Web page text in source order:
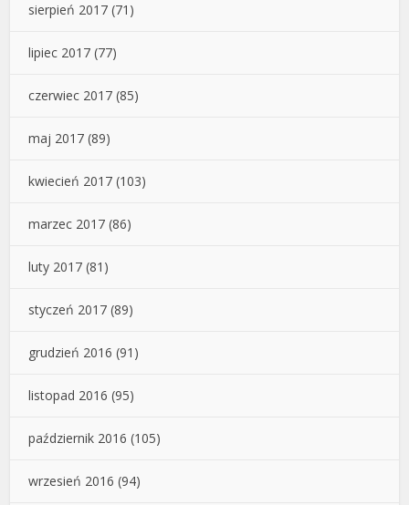
sierpień 2017 (71)
lipiec 2017 (77)
czerwiec 2017 (85)
maj 2017 (89)
kwiecień 2017 (103)
marzec 2017 (86)
luty 2017 (81)
styczeń 2017 (89)
grudzień 2016 (91)
listopad 2016 (95)
październik 2016 (105)
wrzesień 2016 (94)